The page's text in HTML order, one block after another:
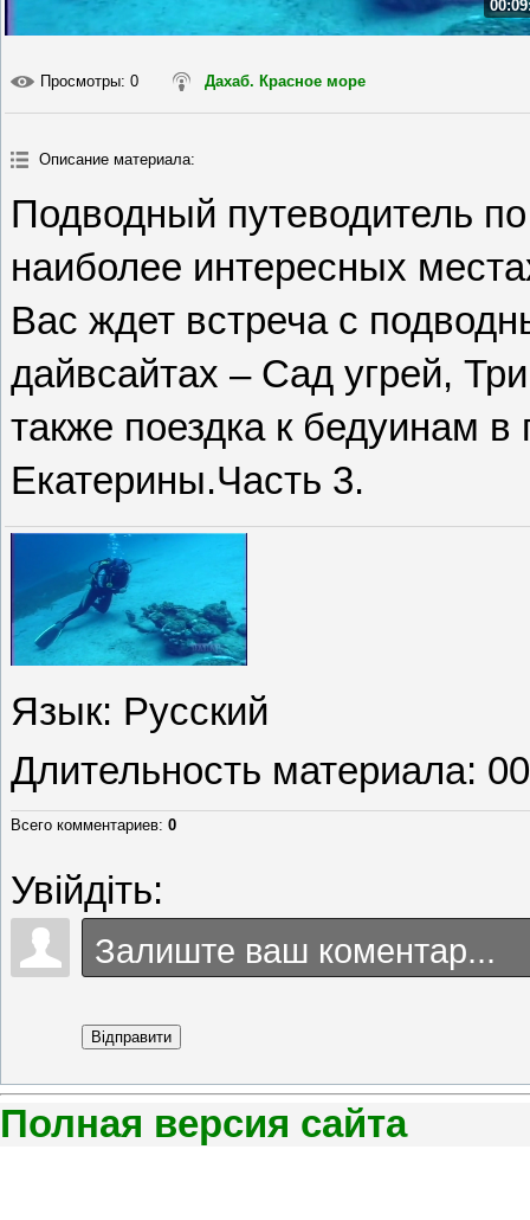
Просмотры: 0 Дахаб. Красное море
Описание материала:
Подводный путеводитель
наиболее интересных
Вас ждет встреча с
дайвсайтах – Сад угрей,
также поездка к бедуинам
Екатерины.Часть 3.
Язык: Русский
Длительность материала:
Всего комментариев: 0
Увійдіть:
Відправити
Полная версия сайта